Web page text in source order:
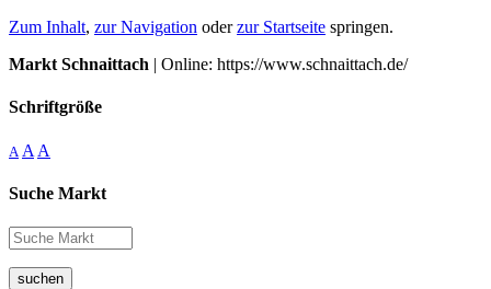
Zum Inhalt, zur Navigation oderzur Startseite springen.
Markt Schnaittach | Online: https://www.schnaittach.de/
Schriftgröße
A A A
Suche Markt
suchen